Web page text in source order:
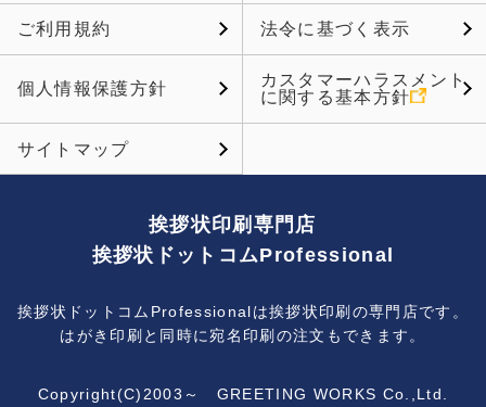
ご利用規約 法令に基づく表示
個人情報保護方針
カスタマーハラスメント
に関する基本方針
サイトマップ
挨拶状印刷専門店
挨拶状ドットコムProfessional
挨拶状ドットコムProfessionalは挨拶状印刷の専門店です。
はがき印刷と同時に宛名印刷の注文もできます。
Copyright(C)2003～ GREETING WORKS Co.,Ltd.